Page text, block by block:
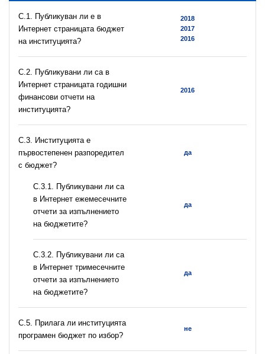
C.1. Публикуван ли е в
Интернет страницата бюджет
на институцията?
2018
2017
2016
C.2. Публикувани ли са в
Интернет страницата годишни
финансови отчети на
институцията?
2016
C.3. Институцията е
първостепенен разпоредител
с бюджет?
да
С.3.1. Публикувани ли са
в Интернет ежемесечните
отчети за изпълнението
на бюджетите?
да
С.3.2. Публикувани ли са
в Интернет тримесечните
отчети за изпълнението
на бюджетите?
да
С.5. Прилага ли институцията
програмен бюджет по избор?
не